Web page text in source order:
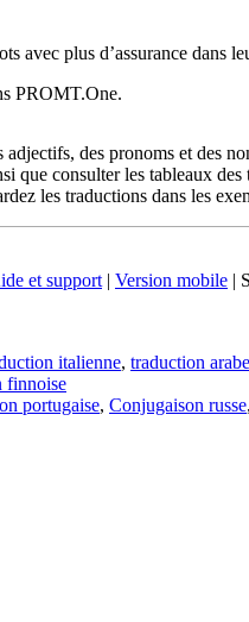
avec plus d’assurance dans
PROMT.One.
des pronoms et des
que consulter les tableaux des
les traductions dans les
et support | Version mobile |
italienne, traduction arabe
finnoise
portugaise, Conjugaison russe,